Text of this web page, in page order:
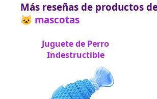
Más reseñas de productos
🐱 mascotas
Juguete de Perro
Indestructible